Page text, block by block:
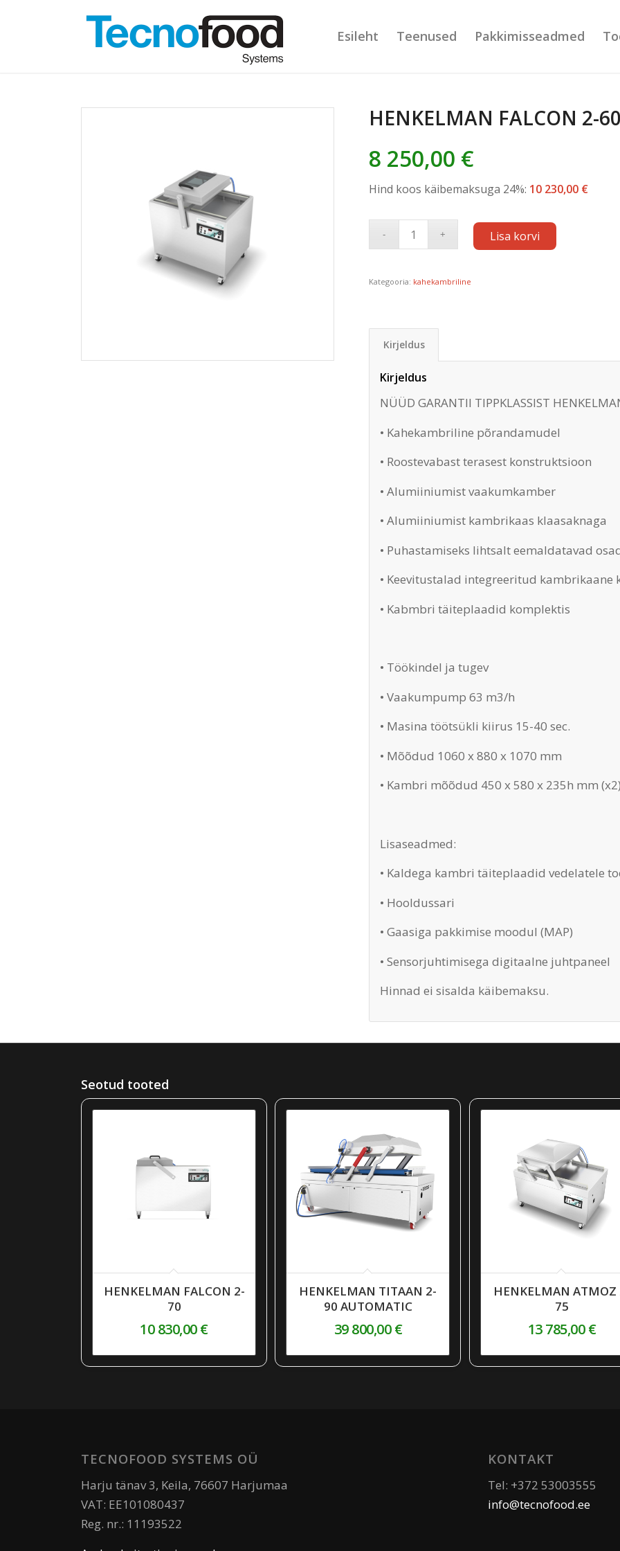
Esileht Teenused Pakkimisseadmed
HENKELMAN FALCON 2-60
8 250,00 €
Hind koos käibemaksuga 24%: 10 230,00 €
Lisa korvi
Kategooria: kahekambriline
Kirjeldus
Kirjeldus
NÜÜD GARANTII TIPPKLASSIST
• Kahekambriline põrandamudel
• Roostevabast terasest konstruktsioon
• Alumiiniumist vaakumkamber
• Alumiiniumist kambrikaas klaasaknaga
• Puhastamiseks lihtsalt eemaldatavad
• Keevitustalad integreeritud kambrikaane
• Kabmbri täiteplaadid komplektis
• Töökindel ja tugev
• Vaakumpump 63 m3/h
• Masina töötsükli kiirus 15-40 sec.
• Mõõdud 1060 x 880 x 1070 mm
• Kambri mõõdud 450 x 580 x 235h mm (x2)
Lisaseadmed:
• Kaldega kambri täiteplaadid vedelatele
• Hooldussari
• Gaasiga pakkimise moodul (MAP)
• Sensorjuhtimisega digitaalne juhtpaneel
Hinnad ei sisalda käibemaksu.
Seotud tooted
HENKELMAN FALCON 2-
70
10 830,00€
HENKELMAN TITAAN 2-
90 AUTOMATIC
39 800,00€
HENKELMAN ATMOZ
75
13 785,00€
TECNOFOOD SYSTEMS OÜ
Harju tänav 3, Keila, 76607 Harjumaa
VAT: EE101080437
Reg. nr.: 11193522
KONTAKT
Tel: +372 53003555
info@tecnofood.ee